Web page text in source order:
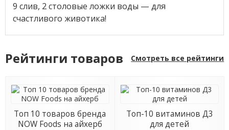
9 слив, 2 столовые ложки воды — для
счастливого животика!
Рейтинги товаров Смотреть все рейтинги
Топ 10 товаров бренда
NOW Foods на айхерб
Топ-10 витаминов Д3
для детей